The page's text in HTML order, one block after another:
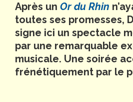
Après un Or du Rhin
toutes ses promesses,
signe ici un spectacle
par une remarquable
musicale. Une soirée
frénétiquement par le